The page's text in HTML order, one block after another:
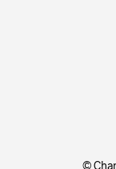
©